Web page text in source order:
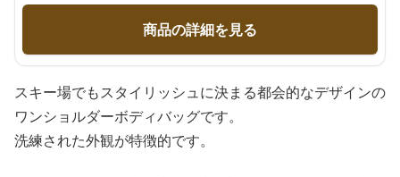
商品の詳細を見る
スキー場でもスタイリッシュに決まる都会的なデザインの
ワンショルダーボディバッグです。
洗練された外観が特徴的です。